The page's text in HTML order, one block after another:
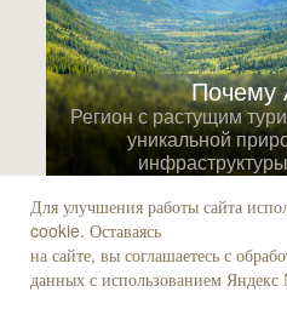
Для улучшения работы сайта
cookie. Оставаясь
на сайте, вы соглашаетесь с
данных с использованием
Почему
Регион с растущим
уникальной
привлекательность
стоимости